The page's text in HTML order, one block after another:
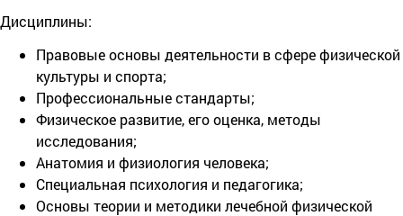
Дисциплины:
Правовые основы деятельности в сфере физической
культуры и спорта;
Профессиональные стандарты;
Физическое развитие, его оценка, методы
исследования;
Анатомия и физиология человека;
Специальная психология и педагогика;
Основы теории и методики лечебной физической